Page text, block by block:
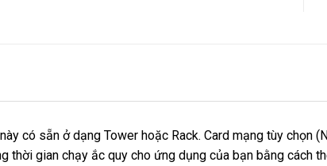
có sẵn ở dạng Tower hoặc Rack. Card mạng tùy chọn
thời gian chạy ắc quy cho ứng dụng của bạn bằng cách